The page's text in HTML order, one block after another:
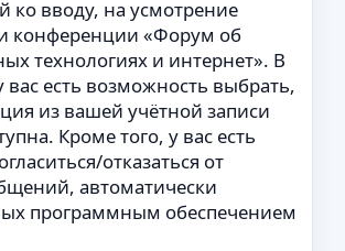
ко вводу, на усмотрение
конференции «Форум об
технологиях и интернет». В
есть возможность выбрать,
из вашей учётной записи
Кроме того, у вас есть
отказаться от
автоматически
программным обеспечением